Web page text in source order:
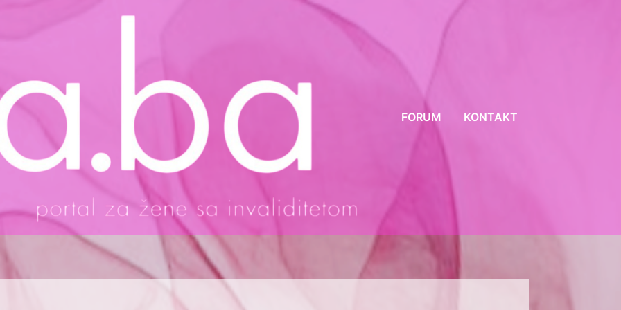
FORUM KONTAKT